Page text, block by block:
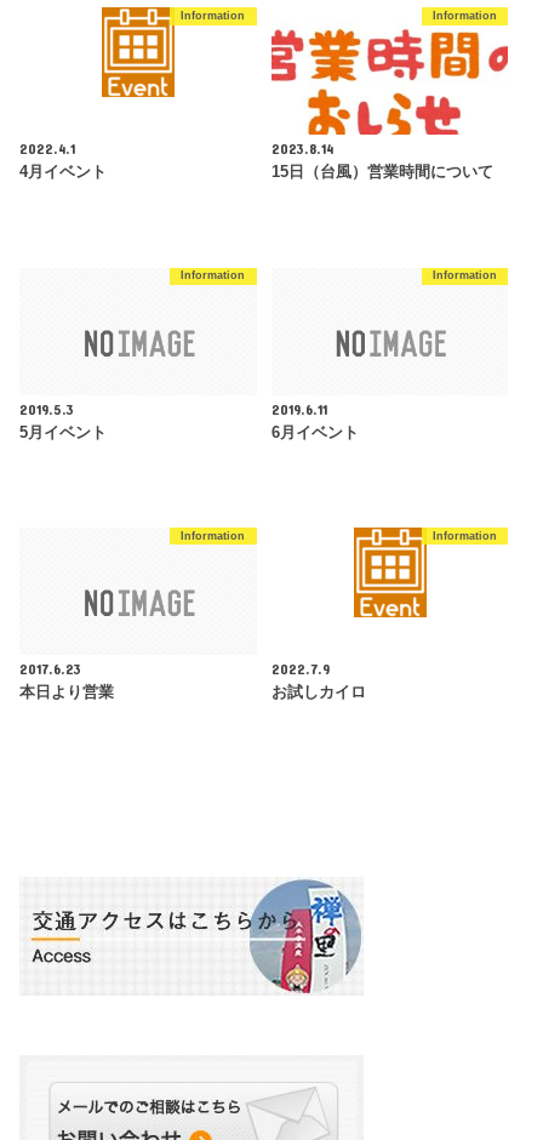
Information
2022.4.1
4月イベント
Information
2023.8.14
15日（台風）営業時間について
Information
2019.5.3
5月イベント
Information
2019.6.11
6月イベント
Information
2017.6.23
本日より営業
Information
2022.7.9
お試しカイロ